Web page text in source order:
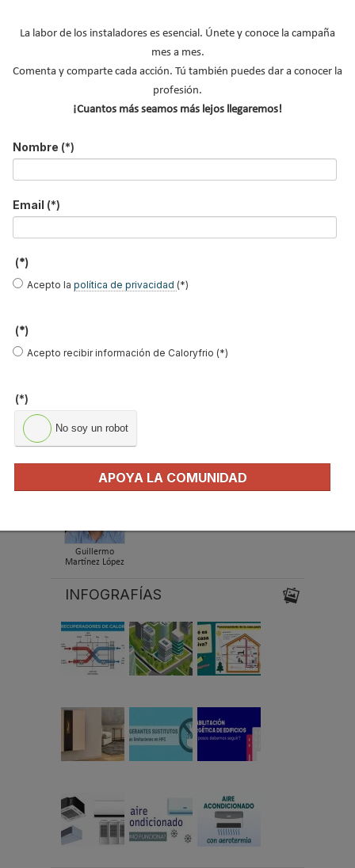
José Ramón
Freire
Alejandro San
Guifre Cortés Milagros Sanz
Hidalgo Betanzos
García Redondo
Guillermo
Martínez López
INFOGRAFÍAS
La labor de los instaladores es esencial. Únete y conoce la campaña
mes a mes.
Comenta y comparte cada acción. Tú también puedes dar a conocer la
profesión.
¡Cuantos más seamos más lejos llegaremos!
Nombre (*)
Email (*)
(*)
Acepto la política de privacidad (*)
(*)
Acepto recibir información de Caloryfrio (*)
(*)
No soy un robot
APOYA LA COMUNIDAD